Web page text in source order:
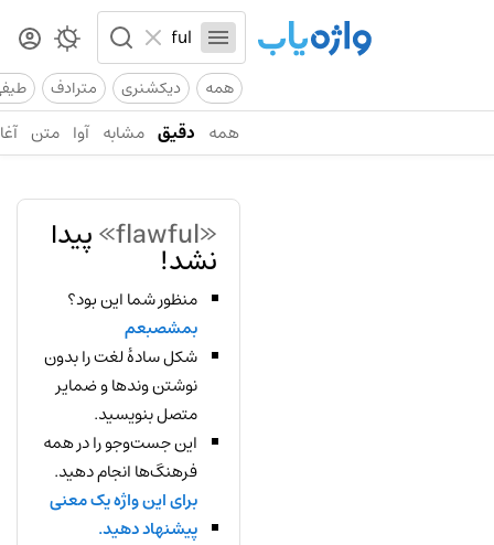
همه دیکشنری مترادف
همه دقیق مشابه آوا متن
«flawful» پیدا
نشد!
منظور شما این بود؟
بمشصبعم
شکل سادهٔ لغت را بدون
نوشتن وندها و ضمایر
متصل بنویسید.
این جست‌وجو را در همه
فرهنگ‌ها انجام دهید.
برای این واژه یک معنی
پیشنهاد دهید.